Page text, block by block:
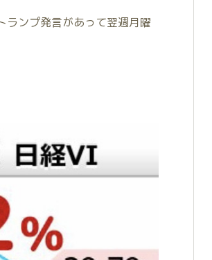
ンプ発言があって翌週月曜